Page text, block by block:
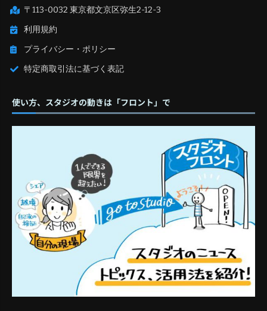
〒113-0032 東京都文京区弥生2-12-3
利用規約
プライバシー・ポリシー
特定商取引法に基づく表記
使い方、スタジオの動きは「フロント」で